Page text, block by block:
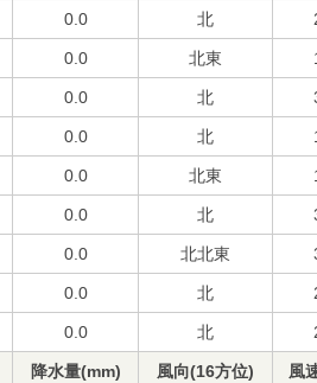
0.0 北
0.0 北東
0.0 北
0.0 北
0.0 北東
0.0 北
0.0 北北東
0.0 北
0.0 北
降水量(mm) 風向(16方位) 風